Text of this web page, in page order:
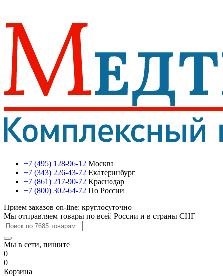
+7 (495) 128-96-12 Москва
+7 (343) 226-43-72 Екатеринбург
+7 (861) 217-90-72 Краснодар
+7 (800) 302-64-72 По России
Прием заказов on-line: круглосуточно
Мы отправляем товары по всей России и в страны СНГ
Мы в сети, пишите
0
0
Корзина